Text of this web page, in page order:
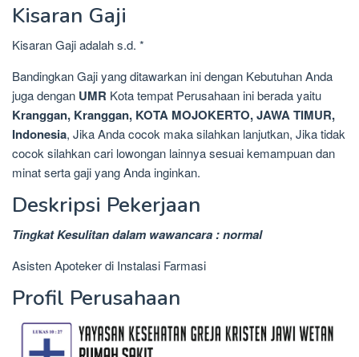
Kisaran Gaji
Kisaran Gaji adalah s.d. *
Bandingkan Gaji yang ditawarkan ini dengan Kebutuhan Anda
juga dengan UMR Kota tempat Perusahaan ini berada yaitu
Kranggan, Kranggan, KOTA MOJOKERTO, JAWA TIMUR,
Indonesia, Jika Anda cocok maka silahkan lanjutkan, Jika tidak
cocok silahkan cari lowongan lainnya sesuai kemampuan dan
minat serta gaji yang Anda inginkan.
Deskripsi Pekerjaan
Tingkat Kesulitan dalam wawancara : normal
Asisten Apoteker di Instalasi Farmasi
Profil Perusahaan